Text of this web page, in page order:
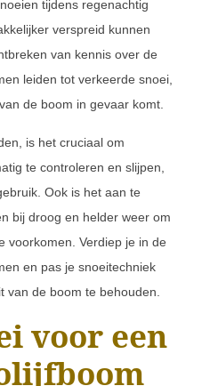
tijdens regenachtig
verspreid kunnen
van kennis over de
leiden tot verkeerde snoei,
de boom in gevaar komt.
is het cruciaal om
te controleren en slijpen,
Ook is het aan te
bij droog en helder weer om
voorkomen. Verdiep je in de
en pas je snoeitechniek
van de boom te behouden.
voor een